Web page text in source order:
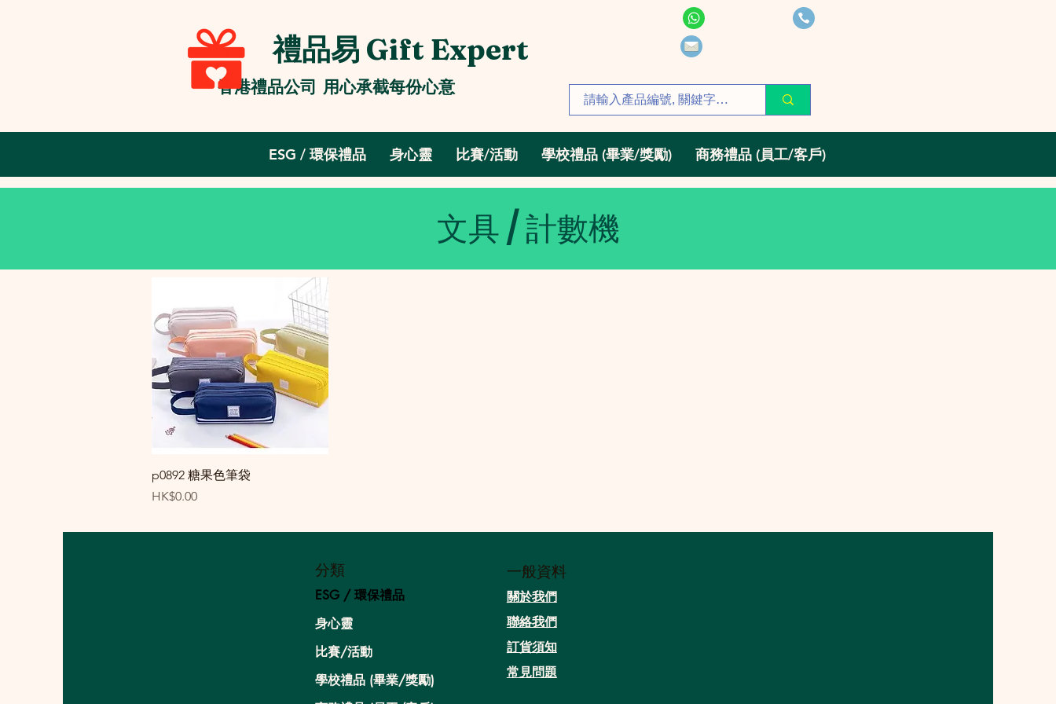
香港禮品公司 用心承截每份心意
禮品易 Gift Expert
ESG / 環保禮品 身心靈 比賽/活動 學校禮品 (畢業/獎勵) 商務禮品 (員工/客戶)
文具 / 計數機
Quick View
p0892 糖果色筆袋
Price
HK$0.00
分類
ESG / 環保禮品
身心靈
比賽/活動
學校禮品 (畢業/獎勵)
一般資料
關於我們​
聯絡我們
​訂貨須知
常見問題